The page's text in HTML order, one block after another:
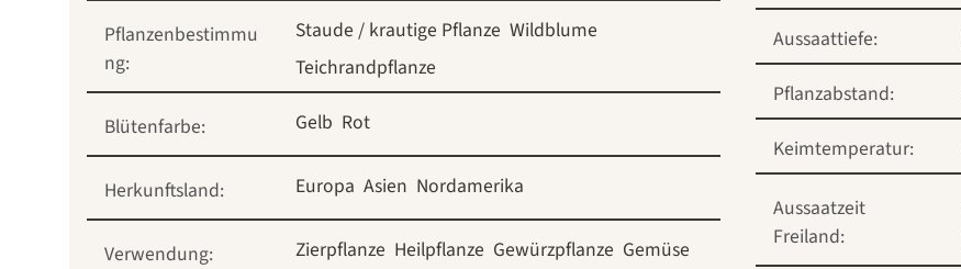
Pflanzenbestimmu
ng:
Staude / krautige Pflanze Wildblume
Teichrandpflanze
Blütenfarbe: Gelb Rot
Herkunftsland: Europa Asien Nordamerika
Verwendung: Zierpflanze Heilpflanze Gewürzpflanze Gemüse
Aussaattiefe:
Pflanzabstand:
Keimtemperatur:
Aussaatzeit
Freiland: